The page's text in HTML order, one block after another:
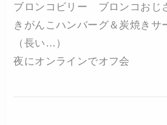
ブロンコビリー ブロンコおじ
きがんこハンバーグ＆炭焼きサ
（長い…）
夜にオンラインでオフ会